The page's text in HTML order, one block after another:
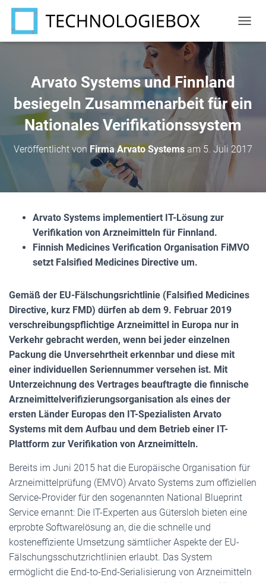
A
I
M
N
Arvato Systems und Finnland
besiegeln Zusammenarbeit für ein
Nationales Verifikationssystem
Veröffentlicht von Firma Arvato Systems am 5. Juli 2017
Arvato Systems implementiert IT-Lösung zur
Verifikation von Arzneimitteln für Finnland.
Finnish Medicines Verification Organisation FiMVO
setzt Falsified Medicines Directive um.
Gemäß der EU-Fälschungsrichtlinie (Falsified Medicines
Directive, kurz FMD) dürfen ab dem 9. Februar 2019
verschreibungspflichtige Arzneimittel in Europa nur in
Verkehr gebracht werden, wenn bei jeder einzelnen
Packung die Unversehrtheit erkennbar und diese mit
einer individuellen Seriennummer versehen ist. Mit
Unterzeichnung des Vertrages beauftragte die finnische
Arzneimittelverifizierungsorganisation als eines der
ersten Länder Europas den IT-Spezialisten Arvato
Systems mit dem Aufbau und dem Betrieb einer IT-
Plattform zur Verifikation von Arzneimitteln.
Bereits im Juni 2015 hat die Europäische Organisation für
Arzneimittelprüfung (EMVO) Arvato Systems zum offiziellen
Service-Provider für den sogenannten National Blueprint
Service ernannt: Die IT-Experten aus Gütersloh bieten eine
erprobte Softwarelösung an, die die schnelle und
kosteneffiziente Umsetzung sämtlicher Aspekte der EU-
Fälschungsschutzrichtlinien erlaubt. Das System
ermöglicht die End-to-End-Serialisierung von Arzneimitteln